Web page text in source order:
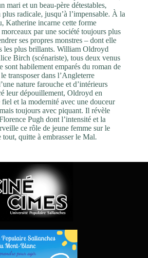
mari et un beau-père détestables,
radicale, jusqu’à l’impensable. À la
Katherine incarne cette forme
par une société toujours plus
ses propres monstres – dont elle
les plus brillants. William Oldroyd
Birch (scénariste), tous deux venus
sont habilement emparés du roman de
transposer dans l’Angleterre
nature farouche et d’intérieurs
leur dépouillement, Oldroyd en
et la modernité avec une douceur
toujours avec piquant. Il révèle
Pugh dont l’intensité et la
ce rôle de jeune femme sur le
quitte à embrasser le Mal.